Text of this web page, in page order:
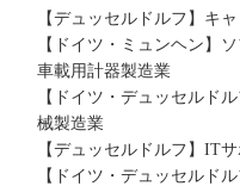
【デュッセルドルフ】キ
【ドイツ・ミュンヘン】
車載用計器製造業
【ドイツ・デュッセルド
械製造業
【デュッセルドルフ】IT
【ドイツ・デュッセルド